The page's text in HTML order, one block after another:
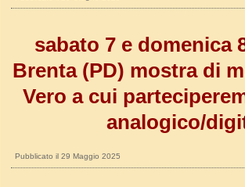
sabato 7 e domenica
Brenta (PD) mostra di
Vero a cui
analogico/
Pubblicato il 29 Maggio 2025